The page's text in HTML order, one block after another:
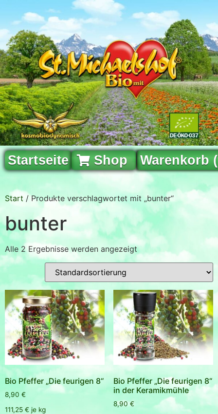
Startseite Shop Warenkorb
Start / Produkte verschlagwortet mit „bunter“
bunter
Alle 2 Ergebnisse werden angezeigt
Bio Pfeffer „Die feurigen 8“
8,90 €
111,25 € je kg
Bio Pfeffer „Die feurigen 8“
in der Keramikmühle
8,90€